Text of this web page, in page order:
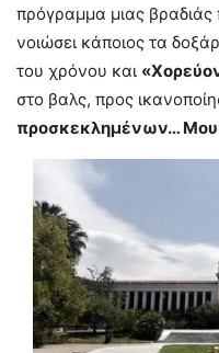
πρόγραμμα μιας βραδιάς
νοιώσει κάποιος τα
του χρόνου και
στο βαλς, προς
προσκεκλημένων…